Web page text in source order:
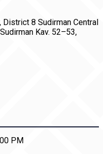
District 8 Sudirman Central
Kav. 52–53,
PM